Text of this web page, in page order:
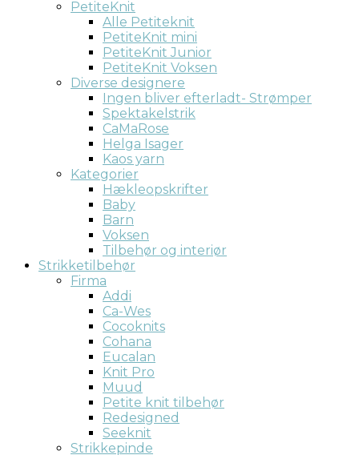
PetiteKnit
Alle Petiteknit
PetiteKnit mini
PetiteKnit Junior
PetiteKnit Voksen
Diverse designere
Ingen bliver efterladt- Strømper
Spektakelstrik
CaMaRose
Helga Isager
Kaos yarn
Kategorier
Hækleopskrifter
Baby
Barn
Voksen
Tilbehør og interiør
Strikketilbehør
Firma
Addi
Ca-Wes
Cocoknits
Cohana
Eucalan
Knit Pro
Muud
Petite knit tilbehør
Redesigned
Seeknit
Strikkepinde